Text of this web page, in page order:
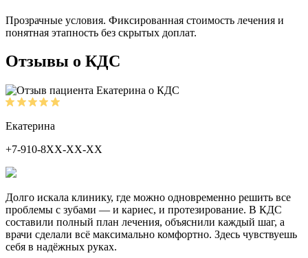
Прозрачные условия. Фиксированная стоимость лечения и
понятная этапность без скрытых доплат.
Отзывы о КДС
Екатерина
+7-910-8ХХ-ХХ-ХХ
Долго искала клинику, где можно одновременно решить все
проблемы с зубами — и кариес, и протезирование. В КДС
составили полный план лечения, объяснили каждый шаг, а
врачи сделали всё максимально комфортно. Здесь чувствуешь
себя в надёжных руках.